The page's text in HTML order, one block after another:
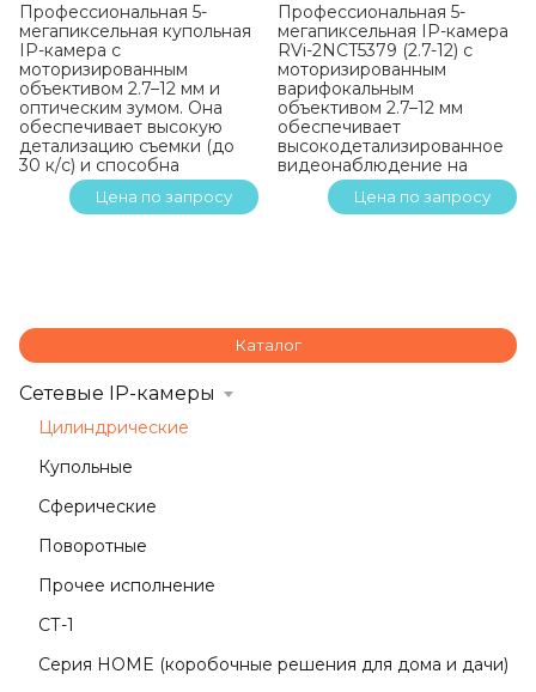
Профессиональная 5-
мегапиксельная купольная
IP-камера с
моторизированным
объективом 2.7–12 мм и
оптическим зумом. Она
обеспечивает высокую
детализацию съемки (до
30 к/с) и способна
работать в сложных
погодных условиях
Цена по запросу
Профессиональная 5-
мегапиксельная IP-камера
RVi-2NCT5379 (2.7-12) с
моторизированным
варифокальным
объективом 2.7–12 мм
обеспечивает
высокодетализированное
видеонаблюдение на
улице в любую погоду.
Камера оснащена
аудиосвязью,
ИК‑подсветкой на 60 м и
Цена по запросу
Каталог
Сетевые IP-камеры
Цилиндрические
Купольные
Сферические
Поворотные
Прочее исполнение
СТ-1
Серия HOME (коробочные решения для дома и дачи)